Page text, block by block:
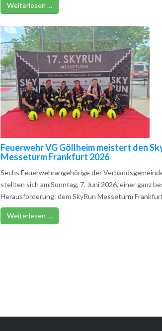
Weiterlesen …
Feuerwehr VG Göllheim meistert den
Messeturm Frankfurt 2026
Sechs Feuerwehrangehörige der
stellten sich am Sonntag, 7. Juni 2026, einer ganz
Herausforderung: dem SkyRun Messeturm
Weiterlesen …